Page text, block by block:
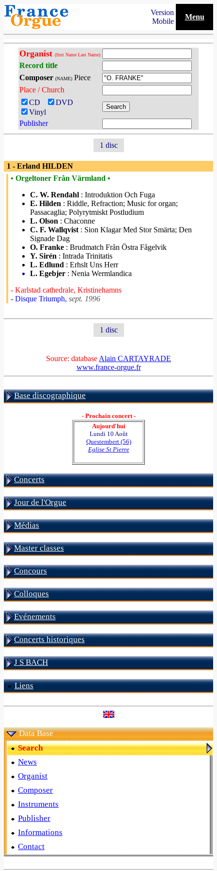
Version
Mobile
Menu
Organist (first Name Last Name)
Record title
Composer (NAME) Piece
Place / Church
CD
DVD
Vinyl
Publisher
1 disc
1 - Erland HILDEN
• Orgeltoner Från Värmland •
C. W. Rendahl : Introduktion Och Fuga
E. Hilden : Riddle, Refraction; Music for organ;
Passacaglia; Polyrytmiskt Postludium
L. Olson : Chaconne
C. F. Wallqvist : Sion Klagar Med Stor Smärta; Den
Signade Dag
O. Franke : Brudmatch Från Östra Fågelvik
Y. Sirén : Intrada Trinitatis
L. Edlund : Erhslt Uns Herr
L. Egebjer : Nenia Wermlandica
- Karlstad cathedrale, Kristinehamns
- Disque Triumph, sept. 1996
1 disc
Source: database Alain CARTAYRADE
www.france-orgue.fr
Base discographique
- Prochain concert -
Aujourd'hui
Lundi 10 Août
Questembert (56)
Eglise St Pierre
Concerts
Jour de l'Orgue
Médias
Master classes
Concours
Colloques
Evénements
Concerts historiques
J S BACH
Liens
Data Base
Search
News
Organist
Composer
Instruments
Publisher
Informations
Contact